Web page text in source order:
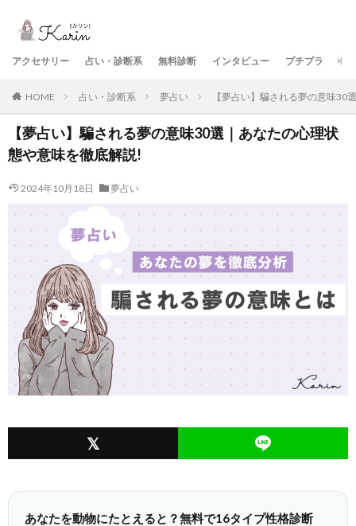
アクセサリー 占い・診断系 無料診断 インタビュー プチプラ 美
HOME 占い・診断系 夢占い 【夢占い】騙される夢の意味30
【夢占い】騙される夢の意味30選｜あなたの心理状
態や意味を徹底解説!
2024年10月18日 夢占い
あなたを動物にたとえると？無料で16タイプ性格診断